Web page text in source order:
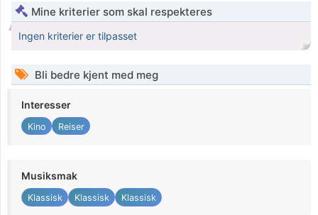
Mine kriterier som skal respekteres
Ingen kriterier er tilpasset
Bli bedre kjent med meg
Interesser
Kino Reiser
Musiksmak
Klassisk Klassisk Klassisk